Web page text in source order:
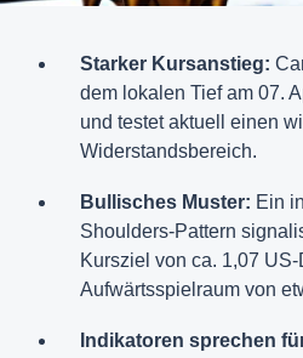
Starker Kursanstieg:
dem lokalen Tief am 07.
und testet aktuell einen
Widerstandsbereich.
Bullisches Muster: Ein
Shoulders-Pattern
Kursziel von ca. 1,07
Aufwärtsspielraum von
Indikatoren sprechen